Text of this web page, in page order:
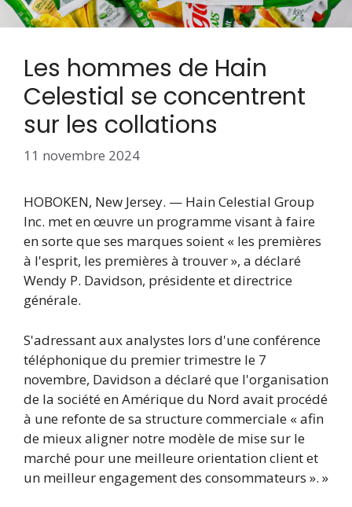
Les hommes de Hain
Celestial se concentrent
sur les collations
11 novembre 2024
HOBOKEN, New Jersey. — Hain Celestial Group
Inc. met en œuvre un programme visant à faire
en sorte que ses marques soient « les premières
à l'esprit, les premières à trouver », a déclaré
Wendy P. Davidson, présidente et directrice
générale.
S'adressant aux analystes lors d'une conférence
téléphonique du premier trimestre le 7
novembre, Davidson a déclaré que l'organisation
de la société en Amérique du Nord avait procédé
à une refonte de sa structure commerciale « afin
de mieux aligner notre modèle de mise sur le
marché pour une meilleure orientation client et
un meilleur engagement des consommateurs ». »